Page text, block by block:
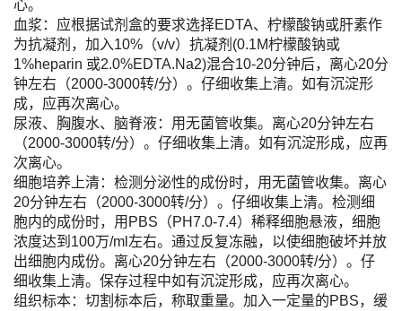
心。
血浆：应根据试剂盒的要求选择EDTA、柠檬酸钠或肝素作
为抗凝剂，加入10%（v/v）抗凝剂(0.1M柠檬酸钠或
1%heparin 或2.0%EDTA.Na2)混合10-20分钟后，离心20分
钟左右（2000-3000转/分）。仔细收集上清。如有沉淀形
成，应再次离心。
尿液、胸腹水、脑脊液：用无菌管收集。离心20分钟左右
（2000-3000转/分）。仔细收集上清。如有沉淀形成，应再
次离心。
细胞培养上清：检测分泌性的成份时，用无菌管收集。离心
20分钟左右（2000-3000转/分）。仔细收集上清。检测细
胞内的成份时，用PBS（PH7.0-7.4）稀释细胞悬液，细胞
浓度达到100万/ml左右。通过反复冻融，以使细胞破坏并放
出细胞内成份。离心20分钟左右（2000-3000转/分）。仔
细收集上清。保存过程中如有沉淀形成，应再次离心。
组织标本：切割标本后，称取重量。加入一定量的PBS，缓